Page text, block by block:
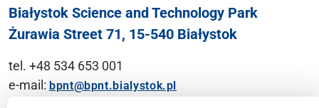
Białystok Science and Technology Park
Żurawia Street 71, 15-540 Białystok
tel. +48 534 653 001
e-mail: bpnt@bpnt.bialystok.pl